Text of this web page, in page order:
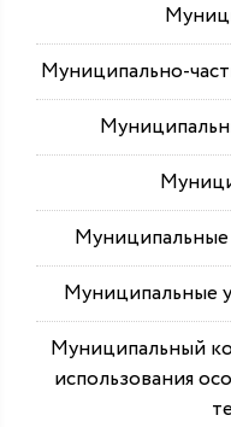
Муниципально-
Муниципальные
Муниципальные
Муниципальный
использования